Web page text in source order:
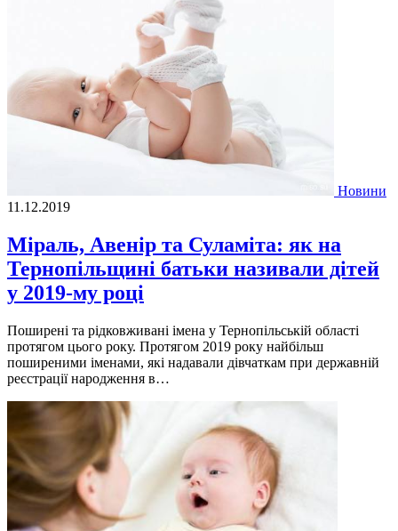
Новини
11.12.2019
Міраль, Авенір та Суламіта: як на
Тернопільщині батьки називали дітей
у 2019-му році
Поширені та рідковживані імена у Тернопільській області
протягом цього року. Протягом 2019 року найбільш
поширеними іменами, які надавали дівчаткам при державній
реєстрації народження в…